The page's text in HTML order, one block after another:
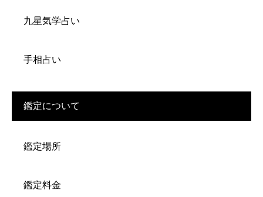
九星気学占い
手相占い
鑑定について
鑑定場所
鑑定料金